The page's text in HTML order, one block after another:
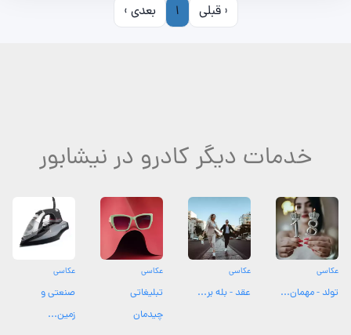
‹ قبلی 1 بعدی ›
خدمات دیگر کادرو در نیشابور
عکاسی
تولد - مهمان...
عکاسی
عقد - بله بر...
عکاسی
تبلیغاتی
چیدمان
عکاسی
صنعتی و
زمین...